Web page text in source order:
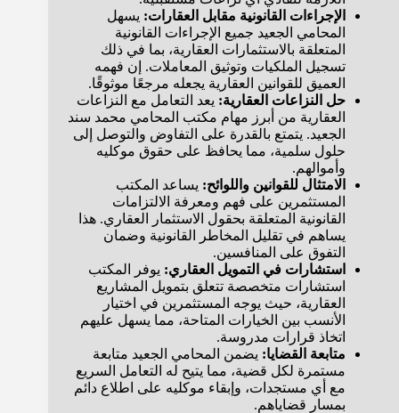
الإجراءات القانونية مقابل العقارات: يسهل
المحامي الجعيد جميع الإجراءات القانونية
المتعلقة بالاستثمارات العقارية، بما في ذلك
تسجيل الملكيات وتوثيق المعاملات. إن فهمه
العميق للقوانين العقارية يجعله مرجعًا موثوقًا.
حل النزاعات العقارية: يعد التعامل مع النزاعات
العقارية من أبرز مهام مكتب المحامي محمد سند
الجعيد. يتمتع بالقدرة على التفاوض والتوصل إلى
حلول سلمية، مما يحافظ على حقوق موكليه
وأموالهم.
الامتثال للقوانين واللوائح: يساعد المكتب
المستثمرين على فهم ومعرفة الالتزامات
القانونية المتعلقة بحقول الاستثمار العقاري. هذا
يساهم في تقليل المخاطر القانونية وضمان
التفوق على المنافسين.
استشارات في التمويل العقاري: يوفر المكتب
استشارات متخصصة تتعلق بتمويل المشاريع
العقارية، حيث يوجه المستثمرين في اختيار
الأنسب بين الخيارات المتاحة، مما يسهل عليهم
اتخاذ قرارات مدروسة.
متابعة القضايا: يضمن المحامي الجعيد متابعة
مستمرة لكل قضية، مما يتيح له التعامل السريع
مع أي مستجدات، وإبقاء موكليه على اطلاع دائم
بمسار قضاياهم.